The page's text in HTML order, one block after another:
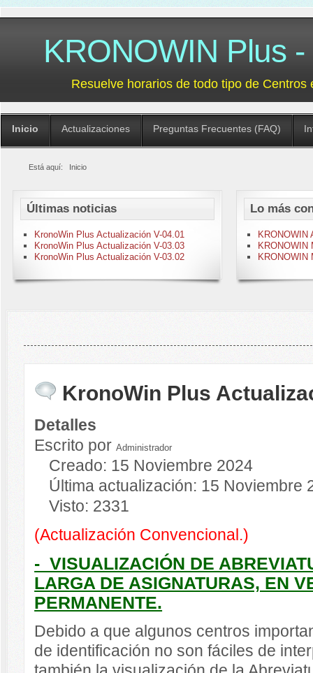
KRONOWIN Plus
Resuelve horarios de todo tipo de Centros
Inicio Actualizaciones Preguntas Frecuentes (FAQ)
Está aquí: Inicio
Últimas noticias
KronoWin Plus Actualización V-04.01
KronoWin Plus Actualización V-03.03
KronoWin Plus Actualización V-03.02
Lo más
KRONOWIN
KRONOWIN
KRONOWIN
KronoWin Plus
Detalles
Escrito porAdministrador
Creado: 15 Noviembre 2024
Última actualización: 15 Noviembre
Visto: 2331
(Actualización Convencional.)
- VISUALIZACIÓN DE
LARGA DE ASIGNATURAS, EN
PERMANENTE.
Debido a que algunos centros
de identificación no son fáciles de